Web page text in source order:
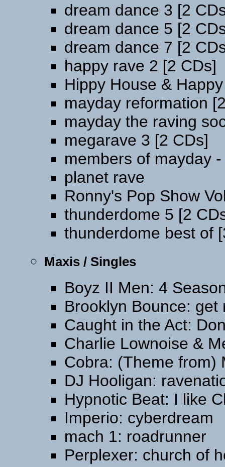
dream dance 3 [2
dream dance 5 [2
dream dance 7 [2
happy rave 2 [2 CDs]
Hippy House &
mayday reformation
mayday the raving
megarave 3 [2 CDs]
members of mayday
planet rave
Ronny's Pop Show
thunderdome 5 [2
thunderdome best of
Maxis / Singles
Boyz II Men: 4
Brooklyn Bounce: get
Caught in the Act:
Charlie Lownoise &
Cobra: (Theme from)
DJ Hooligan:
Hypnotic Beat: I like
Imperio: cyberdream
mach 1: roadrunner
Perplexer: church of